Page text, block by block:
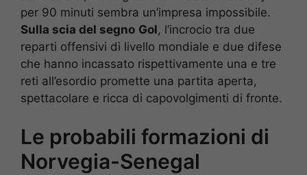
per 90 minuti sembra un’impresa impossibile.
Sulla scia del segno Gol, l’incrocio tra due
reparti offensivi di livello mondiale e due difese
che hanno incassato rispettivamente una e tre
reti all’esordio promette una partita aperta,
spettacolare e ricca di capovolgimenti di fronte.
Le probabili formazioni di
Norvegia-Senegal